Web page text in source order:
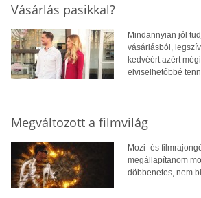
Vásárlás pasikkal?
Mindannyian jól
vásárlásból,
kedvéért azért
elviselhetőbbé
Megváltozott a filmvilág
Mozi- és
megállapítanom
döbbenetes, nem